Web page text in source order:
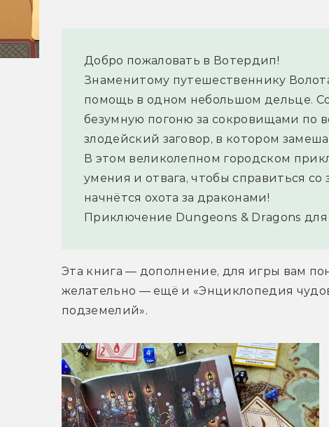
Добро пожаловать в Вотердип!
Знаменитому путешественнику
помощь в одном небольшом дельце.
безумную погоню за сокровищами по
злодейский заговор, в котором
В этом великолепном городском
умения и отвага, чтобы справиться
начнётся охота за драконами!
Приключение Dungeons & Dragons для
Эта книга — дополнение, для игры вам
желательно — ещё и «Энциклопедия
подземелий».